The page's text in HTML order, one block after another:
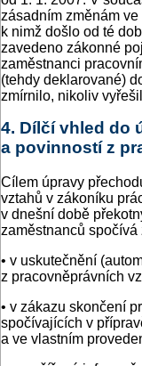
zásadním změnám
k nimž došlo od té
zavedeno zákonné
zaměstnanci
(tehdy deklarované)
zmírnilo, nikoliv
4. Dílčí vhled do
a povinností z
Cílem úpravy
vztahů v zákoníku
v dnešní době
zaměstnanců
• v uskutečnění
z pracovněprávních
• v zákazu skončení
spočívajících v
a ve vlastním